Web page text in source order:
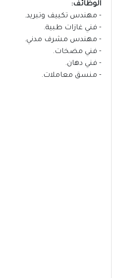
الوظائف:
- مهندس تكييف وتبريد.
- فني غازات طبية.
- مهندس مشرف مدني.
- فني مضخات.
- فني دهان.
- منسق معاملات.